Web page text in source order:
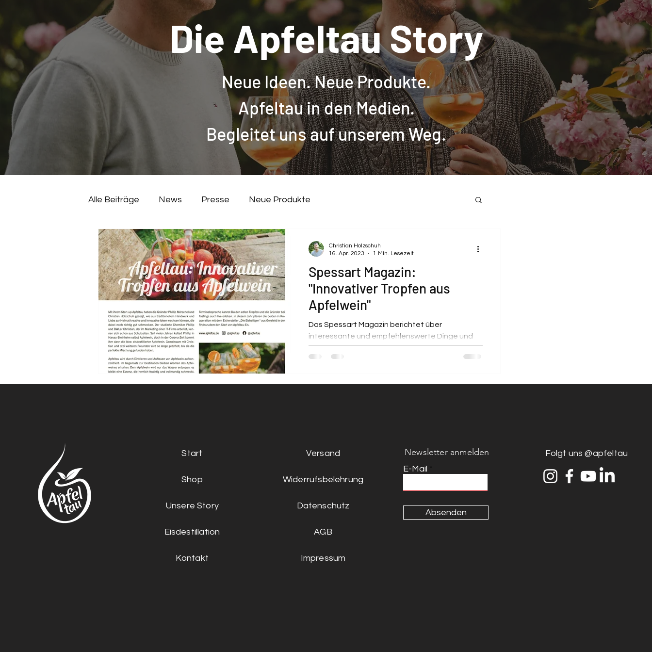
Die Apfeltau Story
Neue Ideen. Neue Produkte.
Apfeltau in den Medien.
Begleitet uns auf unserem Weg.
Alle Beiträge News Presse Neue Produkte
Spessart Magazin:
"Innovativer Tropfen aus
Apfelwein"
Das Spessart Magazin berichtet über
interessante und empfehlenswerte Dinge und
Geschichten im und um den Spessart. In der...
Christian Holzschuh
16. Apr. 2023
1 Min. Lesezeit
Start
Shop
Unsere Story
Eisdestillation
Kontakt
Versand
Widerrufsbelehrung
Datenschutz
AGB
Impressum
Newsletter anmelden
E-Mail
Absenden
Folgt uns @apfeltau